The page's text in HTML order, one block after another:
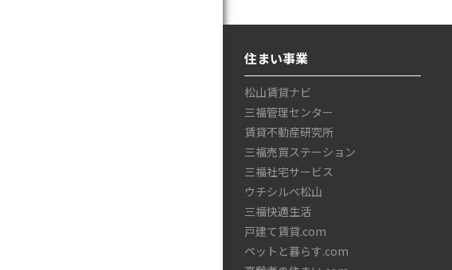
住まい事業
松山賃貸ナビ
三福管理センター
賃貸不動産研究所
三福売買ステーション
三福社宅サービス
ウチシルベ松山
三福快適生活
戸建て賃貸.com
ペットと暮らす.com